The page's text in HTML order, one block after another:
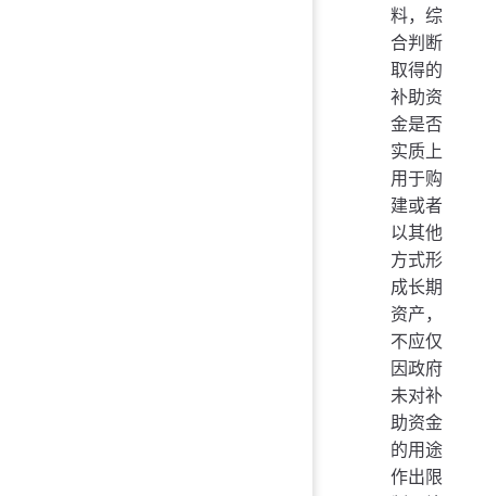
料，综
合判断
取得的
补助资
金是否
实质上
用于购
建或者
以其他
方式形
成长期
资产，
不应仅
因政府
未对补
助资金
的用途
作出限